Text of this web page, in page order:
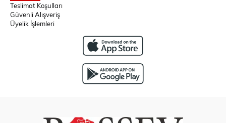
Teslimat Koşulları
Güvenli Alışveriş
Üyelik İşlemleri